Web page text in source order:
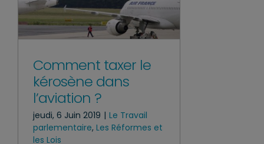
Comment taxer le
kérosène dans
l’aviation ?
jeudi, 6 Juin 2019 | Le Travail
parlementaire, Les Réformes et
les Lois